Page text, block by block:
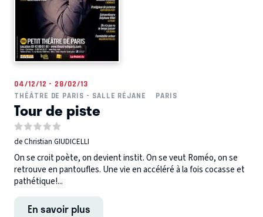
04/12/12 - 28/02/13
THÉÂTRE DE PARIS - SALLE RÉJANE
PARIS
Tour de piste
de Christian GIUDICELLI
On se croit poète, on devient instit. On se veut Roméo, on se
retrouve en pantoufles. Une vie en accéléré à la fois cocasse et
pathétique!...
En savoir plus